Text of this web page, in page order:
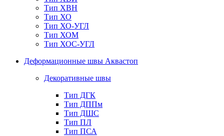
Тип ХВН
Тип ХО
Тип ХО-УГЛ
Тип ХОМ
Тип ХОС-УГЛ
Деформационные швы Аквастоп
Декоративные швы
Тип ДГК
Тип ДППм
Тип ДШС
Тип ПЛ
Тип ПСА